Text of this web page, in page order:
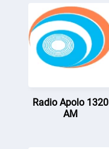
Radio Apolo 1320
AM